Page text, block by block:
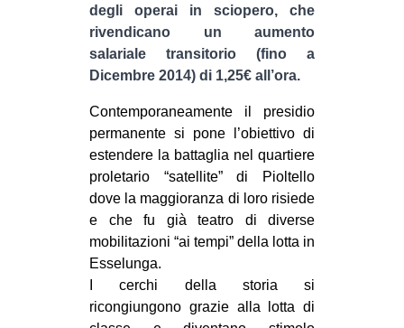
ms
SEARCH
degli operai in sciopero, che
rivendicano un aumento
salariale transitorio (fino a
Dicembre 2014) di 1,25€ all’ora.
Contemporaneamente il presidio
permanente si pone l’obiettivo di
estendere la battaglia nel quartiere
proletario “satellite” di Pioltello
dove la maggioranza di loro risiede
e che fu già teatro di diverse
mobilitazioni “ai tempi” della lotta in
Esselunga.
I cerchi della storia si
ricongiungono grazie alla lotta di